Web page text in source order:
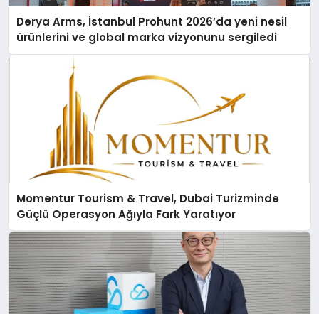
Derya Arms, İstanbul Prohunt 2026’da yeni nesil
ürünlerini ve global marka vizyonunu sergiledi
Momentur Tourism & Travel, Dubai Turizminde
Güçlü Operasyon Ağıyla Fark Yaratıyor